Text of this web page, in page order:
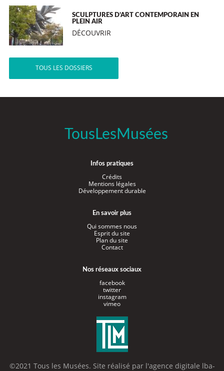
SCULPTURES D’ART CONTEMPORAIN EN
PLEIN AIR
DÉCOUVRIR
TOUS LES DOSSIERS
TousLesMusées
Infos pratiques
Crédits
Mentions légales
Développement durable
En savoir plus
Qui sommes nous
Esprit du site
Plan du site
Contact
Nos réseaux sociaux
facebook
twitter
instagram
vimeo
©2021 Tous les Musées. Site réalisé par l'agence digitale lba-